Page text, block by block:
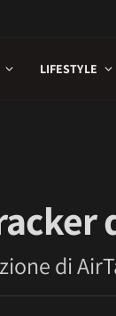
LIFESTYLE
di